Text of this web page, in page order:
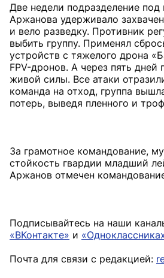
Две недели подразделение
Аржанова удерживало
и вело разведку. Противник
выбить группу. Применял
устройств с тяжелого дрона
FPV-дронов. А через пять дней
живой силы. Все атаки
команда на отход, группа
потерь, выведя пленного и
За грамотное командование,
стойкость гвардии младший
Аржанов отмечен
Подписывайтесь на наши
«ВКонтакте» и
Почта для связи с редакцией: